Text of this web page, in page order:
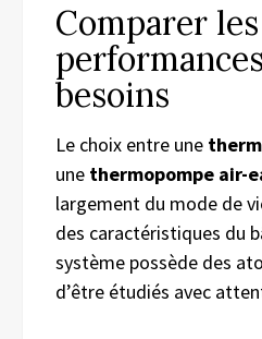
Comparer les
besoins
Le choix entre une
une thermopompe air-
largement du mode de
des caractéristiques du
système possède des
d’être étudiés avec